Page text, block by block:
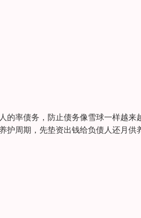
率债务，防止债务像雪球一样越来
周期，先垫资出钱给负债人还月供